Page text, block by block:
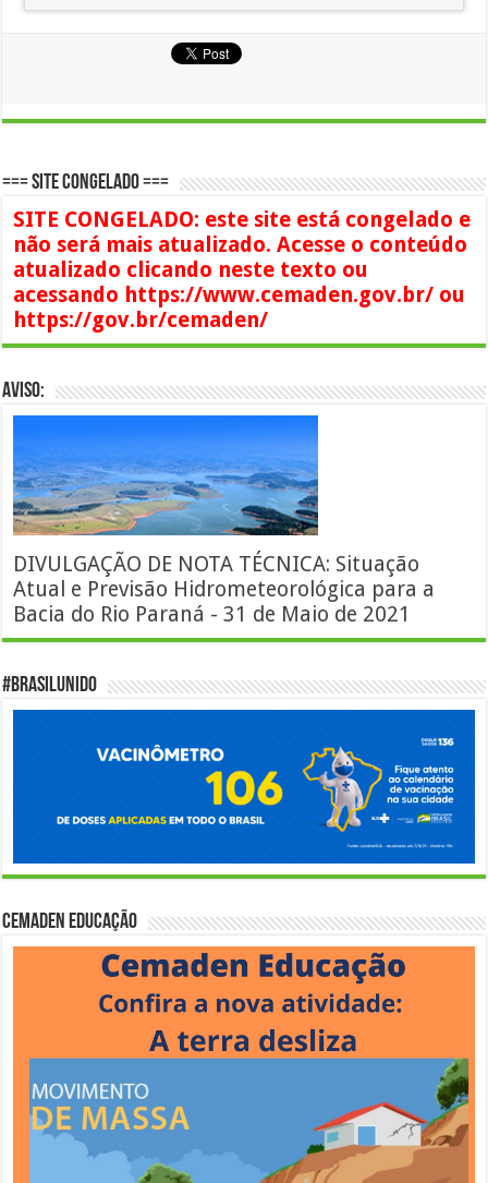
=== SITE CONGELADO ===
SITE CONGELADO: este site está congelado e
não será mais atualizado. Acesse o conteúdo
atualizado clicando neste texto ou
acessando https://www.cemaden.gov.br/ ou
https://gov.br/cemaden/
AVISO:
DIVULGAÇÃO DE NOTA TÉCNICA: Situação
Atual e Previsão Hidrometeorológica para a
Bacia do Rio Paraná - 31 de Maio de 2021
#BrasilUnido
Cemaden Educação